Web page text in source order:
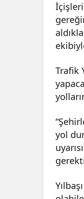
İçişleri
Trafik
yol